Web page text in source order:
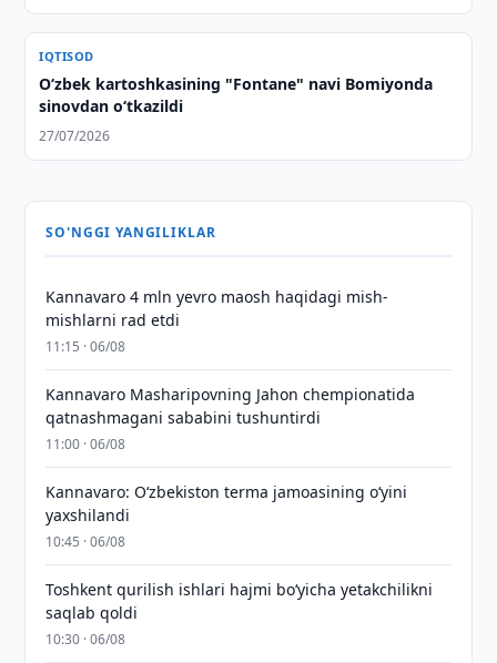
IQTISOD
Oʻzbek kartoshkasining "Fontane" navi Bomiyonda
sinovdan oʻtkazildi
27/07/2026
SO'NGGI YANGILIKLAR
Kannavaro 4 mln yevro maosh haqidagi mish-
mishlarni rad etdi
11:15 · 06/08
Kannavaro Masharipovning Jahon chempionatida
qatnashmagani sababini tushuntirdi
11:00 · 06/08
Kannavaro: O‘zbekiston terma jamoasining o‘yini
yaxshilandi
10:45 · 06/08
Toshkent qurilish ishlari hajmi bo‘yicha yetakchilikni
saqlab qoldi
10:30 · 06/08